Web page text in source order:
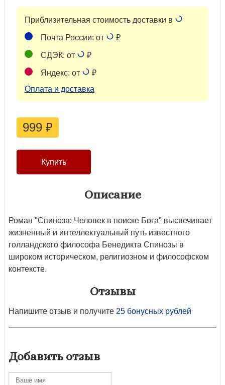
Приблизительная стоимость доставки в
Почта России: от ₽
СДЭК: от ₽
Яндекс: от
₽
Оплата и доставка
999 ₽
Описание
Роман "Спиноза: Человек в поиске Бога" высвечивает
жизненный и интеллектуальный путь известного
голландского философа Бенедикта Спинозы в
широком историческом, религиозном и философском
контексте.
Отзывы
Напишите отзыв и получите 25 бонусных рублей
Добавить отзыв